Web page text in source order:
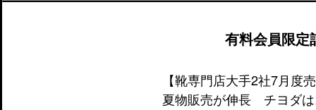
有料会員限定
【靴専門店大手2社7月度
夏物販売が伸長 チヨダ